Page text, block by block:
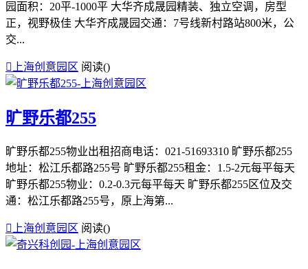
园面积：20平-1000平 大华齐成晟园精装、独立空调，房型
正，视野极佳 大华齐成晟园交通：7号线新村路站800米，公
交...
 上海创意园区 阅读()
旷野乐都255
旷野乐都255物业出租招商电话：021-51693310 旷野乐都255
地址：松江乐都路255号 旷野乐都255租金：1.5-2元每平每天
旷野乐都255物业：0.2-0.3元每平每天 旷野乐都255区位及交
通：松江乐都路255号，原上海第...
 上海创意园区 阅读()